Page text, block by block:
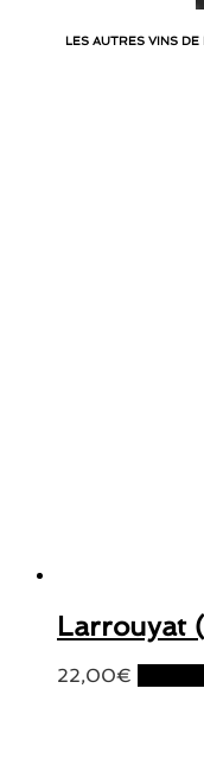
LES AUTRES VINS
Larrouyat
22,00€